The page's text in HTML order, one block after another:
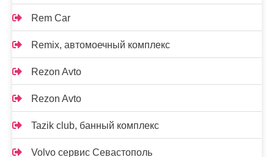
Rem Car
Remix, автомоечный комплекс
Rezon Avto
Rezon Avto
Tazik club, банный комплекс
Volvo сервис Севастополь